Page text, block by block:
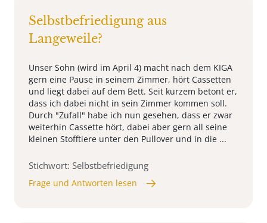
Selbstbefriedigung aus
Langeweile?
Unser Sohn (wird im April 4) macht nach dem KIGA
gern eine Pause in seinem Zimmer, hört Cassetten
und liegt dabei auf dem Bett. Seit kurzem betont er,
dass ich dabei nicht in sein Zimmer kommen soll.
Durch "Zufall" habe ich nun gesehen, dass er zwar
weiterhin Cassette hört, dabei aber gern all seine
kleinen Stofftiere unter den Pullover und in die ...
Stichwort: Selbstbefriedigung
Frage und Antworten lesen